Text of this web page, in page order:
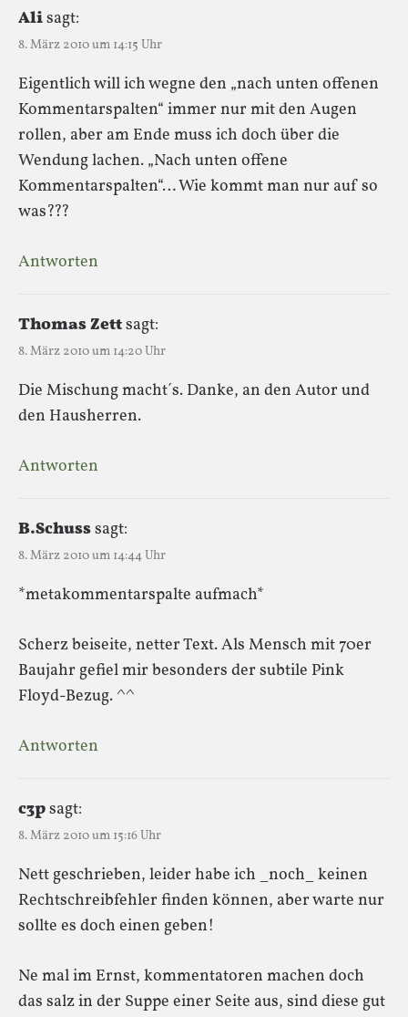
Alisagt:
8. März 2010 um 14:15 Uhr
Eigentlich will ich wegne den „nach unten offenen
Kommentarspalten“ immer nur mit den Augen
rollen, aber am Ende muss ich doch über die
Wendung lachen. „Nach unten offene
Kommentarspalten“… Wie kommt man nur auf so
was???
Antworten
Thomas Zettsagt:
8. März 2010 um 14:20 Uhr
Die Mischung macht´s. Danke, an den Autor und
den Hausherren.
Antworten
B.Schusssagt:
8. März 2010 um 14:44 Uhr
*metakommentarspalte aufmach*
Scherz beiseite, netter Text. Als Mensch mit 70er
Baujahr gefiel mir besonders der subtile Pink
Floyd-Bezug. ^^
Antworten
c3psagt:
8. März 2010 um 15:16 Uhr
Nett geschrieben, leider habe ich _noch_ keinen
Rechtschreibfehler finden können, aber warte nur
sollte es doch einen geben!
Ne mal im Ernst, kommentatoren machen doch
das salz in der Suppe einer Seite aus, sind diese gut